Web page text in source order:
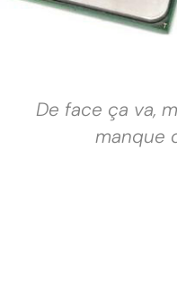
De face ça va,
manque